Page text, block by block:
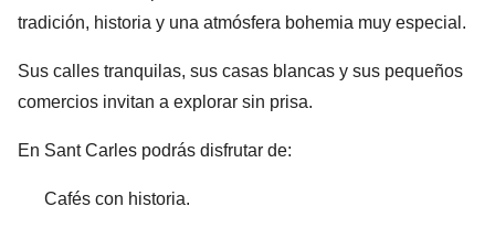
tradición, historia y una atmósfera bohemia muy especial.
Sus calles tranquilas, sus casas blancas y sus pequeños
comercios invitan a explorar sin prisa.
En Sant Carles podrás disfrutar de:
Cafés con historia.